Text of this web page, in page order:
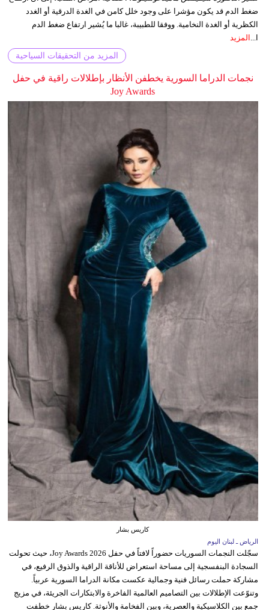
ضغط الدم قد يكون مؤشرا على وجود خلل كامن في الغدة الدرقية أو الغدد
الكظرية أو الغدة النخامية. ووفقا للطبيبة، غالبا ما يُشير ارتفاع ضغط الدم
ا...
المزيد
المزيد من التحقيقات السياحية
نجمات الدراما السورية يخطفن الأنظار بإطلالات راقية في حفل
Joy Awards
كاريس بشار
الرياض ـ لبنان اليوم
سجّلت النجمات السوريات حضوراً لافتاً في حفل Joy Awards 2026، حيث تحولت
السجادة البنفسجية إلى مساحة استعراض للأناقة الراقية والذوق الرفيع، في
مشاركة حملت رسائل فنية وجمالية عكست مكانة الدراما السورية عربياً.
وتنوّعت الإطلالات بين التصاميم العالمية الفاخرة والابتكارات الجريئة، في مزيج
جمع بين الكلاسيكية والعصرية، وبين الفخامة والأنوثة. كاريس بشار خطفت